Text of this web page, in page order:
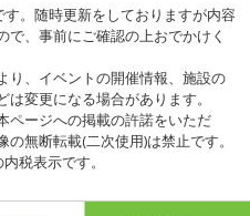
。随時更新をしておりますが内容
、事前にご確認の上おでかけく
、イベントの開催情報、施設の
変更になる場合があります。
ページへの掲載の許諾をいただ
無断転載(二次使用)は禁止です。
税表示です。